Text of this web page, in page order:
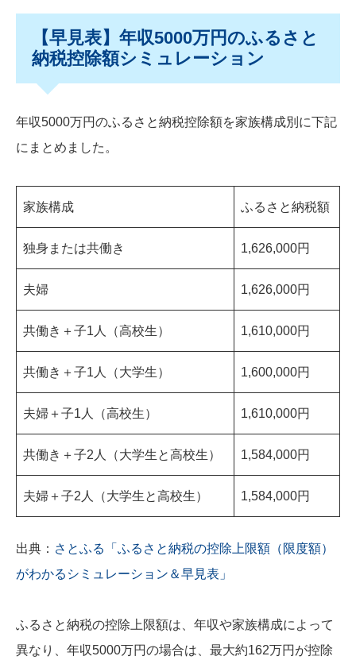
【早見表】年収5000万円のふるさと
納税控除額シミュレーション
年収5000万円のふるさと納税控除額を家族構成別に下記
にまとめました。
家族構成 ふるさと納税額
独身または共働き 1,626,000円
夫婦 1,626,000円
共働き＋子1人（高校生） 1,610,000円
共働き＋子1人（大学生） 1,600,000円
夫婦＋子1人（高校生） 1,610,000円
共働き＋子2人（大学生と高校生） 1,584,000円
夫婦＋子2人（大学生と高校生） 1,584,000円
出典： さとふる「ふるさと納税の控除上限額（限度額）
がわかるシミュレーション＆早見表」
ふるさと納税の控除上限額は、年収や家族構成によって
異なり、年収5000万円の場合は、最大約162万円が控除